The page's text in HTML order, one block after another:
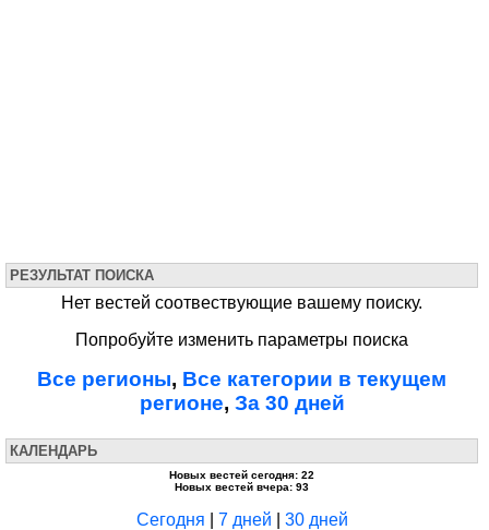
РЕЗУЛЬТАТ ПОИСКА
Нет вестей соотвествующие вашему поиску.
Попробуйте изменить параметры поиска
Все регионы, Все категории в текущем
регионе, За 30 дней
КАЛЕНДАРЬ
Новых вестей сегодня: 22
Новых вестей вчера: 93
Сегодня 7 дней 30 дней